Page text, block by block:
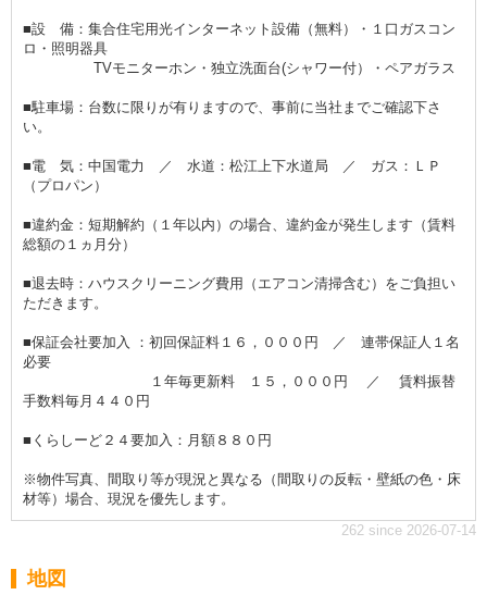
■設 備：集合住宅用光インターネット設備（無料）・１口ガスコン
ロ・照明器具
TVモニターホン・独立洗面台(シャワー付）・ペアガラス
■駐車場：台数に限りが有りますので、事前に当社までご確認下さ
い。
■電 気：中国電力 ／ 水道：松江上下水道局 ／ ガス：ＬＰ
（プロパン）
■違約金：短期解約（１年以内）の場合、違約金が発生します（賃料
総額の１ヵ月分）
■退去時：ハウスクリーニング費用（エアコン清掃含む）をご負担い
ただきます。
■保証会社要加入 ：初回保証料１６，０００円 ／ 連帯保証人１名
必要
１年毎更新料 １５，０００円 ／ 賃料振替
手数料毎月４４０円
■くらしーど２４要加入：月額８８０円
※物件写真、間取り等が現況と異なる（間取りの反転・壁紙の色・床
材等）場合、現況を優先します。
262 since 2026-07-14
地図